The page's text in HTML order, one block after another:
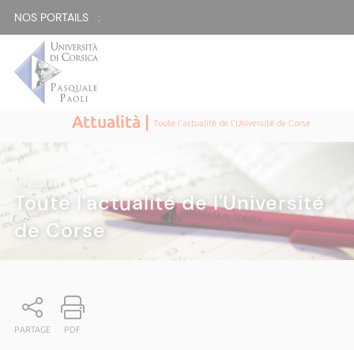
NOS PORTAILS :
Attualità |Toute l'actualité de l'Université de Corse
ATTUALITÀ|
Toute l'actualité de l'Université
de Corse
PARTAGE PDF